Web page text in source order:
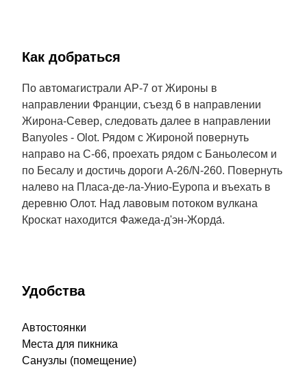
Как добраться
По автомагистрали AP-7 от Жироны в
направлении Франции, съезд 6 в направлении
Жирона-Север, следовать далее в направлении
Banyoles - Olot. Рядом с Жироной повернуть
направо на C-66, проехать рядом с Баньолесом и
по Бесалу и достичь дороги A-26/N-260. Повернуть
налево на Пласа-де-ла-Унио-Еуропа и въехать в
деревню Олот. Над лавовым потоком вулкана
Кроскат находится Фажеда-д'эн-Жорда́.
Удобства
Автостоянки
Места для пикника
Санузлы (помещение)